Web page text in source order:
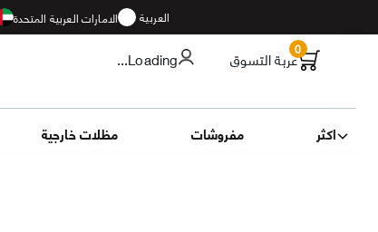
الامارات العربية المتحدة العربية
...Loading عربة التسوق0
مظلات خارجية مفروشات اكثر